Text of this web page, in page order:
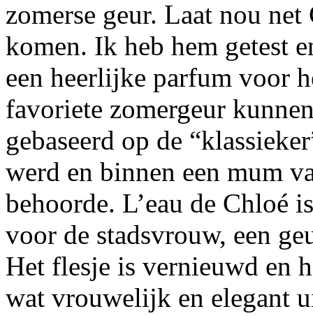
zomerse geur. Laat nou
komen. Ik heb hem getest
een heerlijke parfum voor
favoriete zomergeur
gebaseerd op de
werd en binnen een mum
behoorde. L’eau de Chloé
voor de stadsvrouw, een
Het flesje is vernieuwd en
wat vrouwelijk en elegant